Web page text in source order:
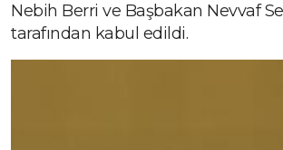
Nebih Berri ve Başbakan Nevvaf
tarafından kabul edildi.